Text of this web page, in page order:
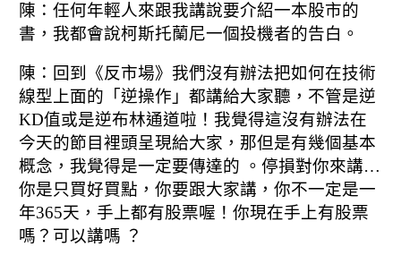
陳：任何年輕人來跟我講說要介紹一本股市的
書， 我都會說柯斯托蘭尼一個投機者的告白。
陳：回到《反市場》我們沒有辦法把如何在技術
線型上面的「逆操作」 都講給大家聽，不管是逆
KD值或是逆布林通道啦！ 我覺得這沒有辦法在
今天的節目裡頭呈現給大家， 那但是有幾個基本
概念，我覺得是一定要傳達的 。 停損對你來講…
你是只買好買點， 你要跟大家講，你不一定是一
年365天，手上都有股票喔！ 你現在手上有股票
嗎？可以講嗎 ？